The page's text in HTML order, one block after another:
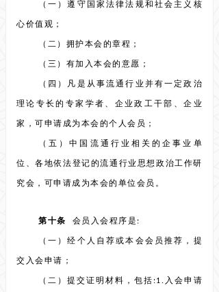
（一）遵守国家法律法规和社会主义核
心价值观；
（二）拥护本会的章程；
（三）有加入本会的意愿；
（四）凡是从事流通行业并有一定政治
理论专长的专家学者、企业政工干部、企业
家，可申请成为本会的个人会员；
（五）中国流通行业相关的企事业单
位、各地依法登记的流通行业思想政治工作研
究会，可申请成为本会的单位会员。
第十条 会员入会程序是:
（一）经个人自荐或本会会员推荐，提
交入会申请；
（二）提交证明材料，包括:1.入会申请